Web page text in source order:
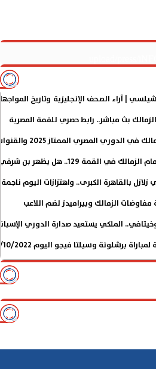
| آراء الصحف الإنجليزية وتاريخ
بث مباشر.. رابط حصري للقمة المصرية
المصري الممتاز 2025 والقنوات الناقلة
القمة 129.. هل يظهر بن شرقي؟
بالقاهرة الكبرى.. واهتزازات اليوم
الزمالك وبيراميدز لضم اللاعب
وخيتافي.. الملكي يستعيد صدارة الدوري
وسيلتا فيجو اليوم 9/10/2022 في الدوري الإسباني